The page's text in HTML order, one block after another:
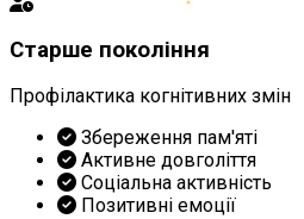
Старше покоління
Профілактика когнітивних змін
Збереження пам'яті
Активне довголіття
Соціальна активність
Позитивні емоції